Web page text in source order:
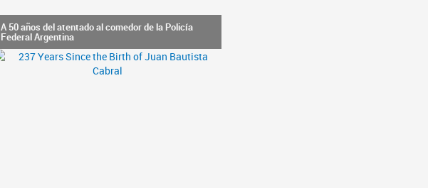
A 50 años del atentado al comedor de la Policía
Federal Argentina